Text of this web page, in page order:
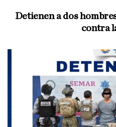
Detienen a dos
contra